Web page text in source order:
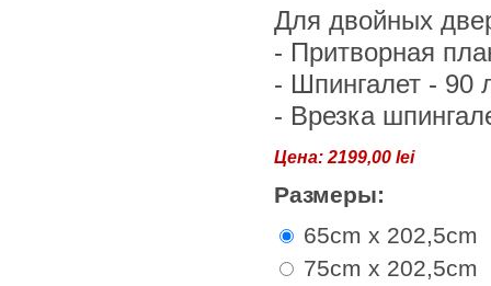
Для двойных
- Притворная
- Шпингалет - 90
- Врезка
Цена: 2199,00 lei
Размеры:
65cm x 202,5cm
75cm x 202,5cm